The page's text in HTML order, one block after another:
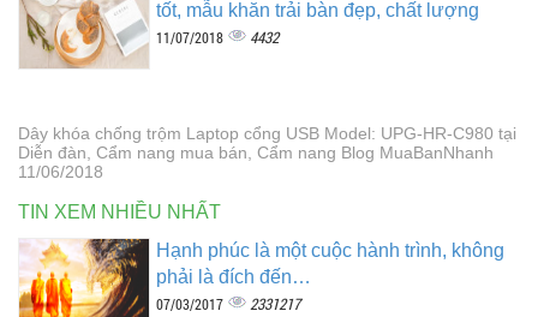
tốt, mẫu khăn trải bàn đẹp, chất lượng
11/07/2018 4432
Dây khóa chống trộm Laptop cổng USB Model: UPG-HR-C980 tại
Diễn đàn, Cẩm nang mua bán, Cẩm nang Blog MuaBanNhanh
11/06/2018
TIN XEM NHIỀU NHẤT
Hạnh phúc là một cuộc hành trình, không
phải là đích đến…
07/03/2017 2331217